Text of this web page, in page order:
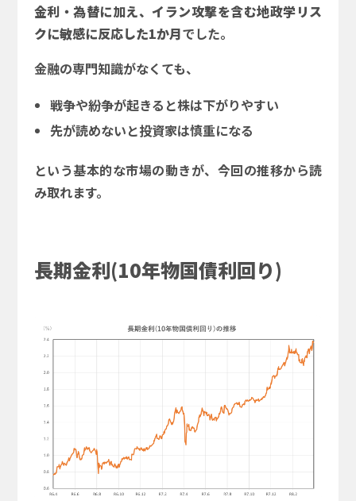
金利・為替に加え、イラン攻撃を含む地政学リス
クに敏感に反応した1か月でした。
金融の専門知識がなくても、
戦争や紛争が起きると株は下がりやすい
先が読めないと投資家は慎重になる
という基本的な市場の動きが、今回の推移から読
み取れます。
長期金利(10年物国債利回り)